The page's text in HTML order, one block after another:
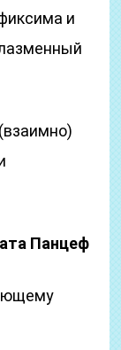
и
Панцеф